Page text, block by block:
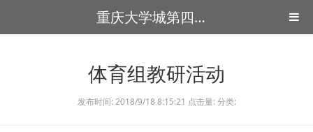
重庆大学城第四中学
体育组教研活动
发布时间: 2018/9/18 8:15:21 点击量: 分类: